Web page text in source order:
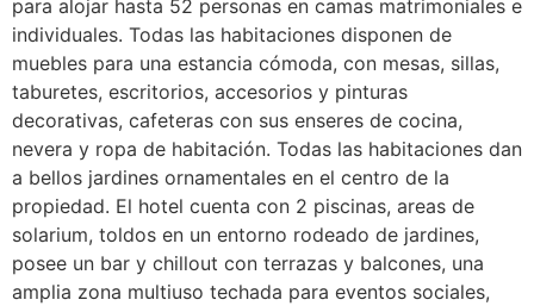
para alojar hasta 52 personas en camas matrimoniales e
individuales. Todas las habitaciones disponen de
muebles para una estancia cómoda, con mesas, sillas,
taburetes, escritorios, accesorios y pinturas
decorativas, cafeteras con sus enseres de cocina,
nevera y ropa de habitación. Todas las habitaciones dan
a bellos jardines ornamentales en el centro de la
propiedad. El hotel cuenta con 2 piscinas, areas de
solarium, toldos en un entorno rodeado de jardines,
posee un bar y chillout con terrazas y balcones, una
amplia zona multiuso techada para eventos sociales,